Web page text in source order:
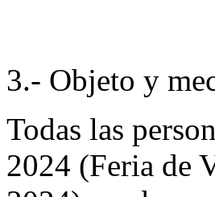
3.- Objeto y
Todas las
2024 (Feria de